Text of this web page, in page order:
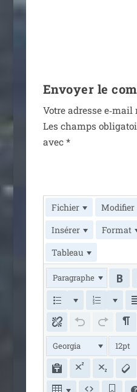
Envoyer le
Votre adresse
Les champs
avec *
Fichier Modifier
Insérer
Format
Tableau
Paragraphe
Georgia 12pt